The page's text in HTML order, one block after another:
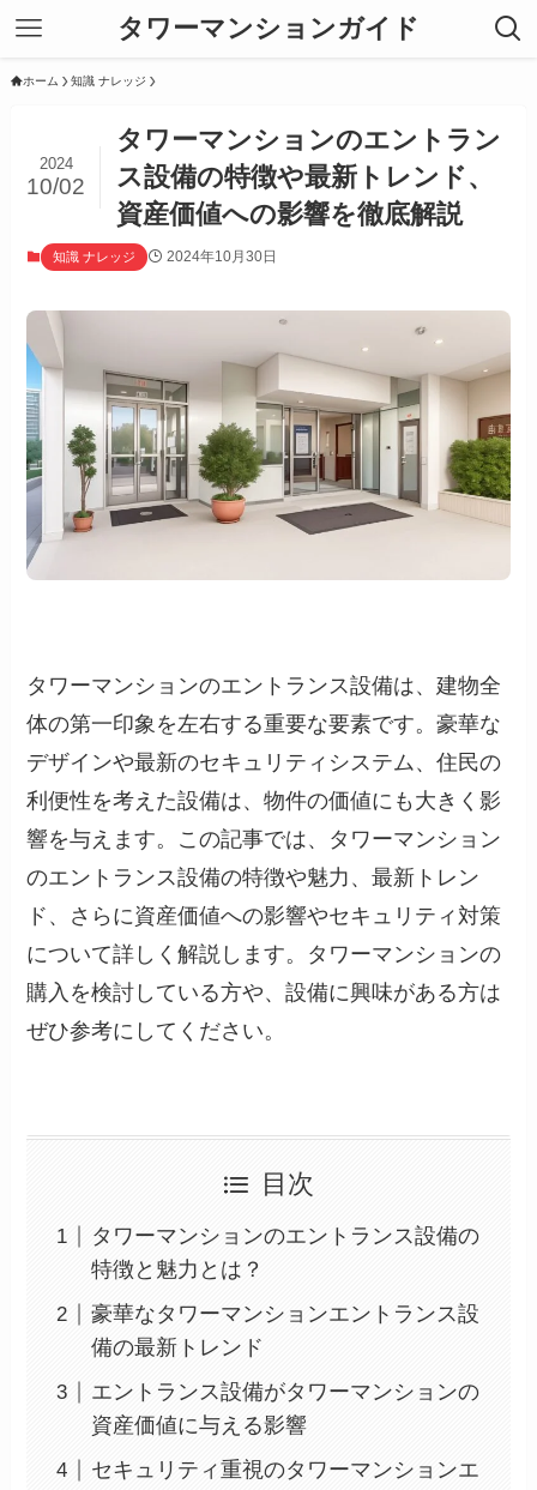
タワーマンションガイド
ホーム 知識 ナレッジ
タワーマンションのエントラン
ス設備の特徴や最新トレンド、
資産価値への影響を徹底解説
2024
10/02
知識 ナレッジ 2024年10月30日
タワーマンションのエントランス設備は、建物全
体の第一印象を左右する重要な要素です。豪華な
デザインや最新のセキュリティシステム、住民の
利便性を考えた設備は、物件の価値にも大きく影
響を与えます。この記事では、タワーマンション
のエントランス設備の特徴や魅力、最新トレン
ド、さらに資産価値への影響やセキュリティ対策
について詳しく解説します。タワーマンションの
購入を検討している方や、設備に興味がある方は
ぜひ参考にしてください。
目次
タワーマンションのエントランス設備の
特徴と魅力とは？
豪華なタワーマンションエントランス設
備の最新トレンド
エントランス設備がタワーマンションの
資産価値に与える影響
セキュリティ重視のタワーマンションエ